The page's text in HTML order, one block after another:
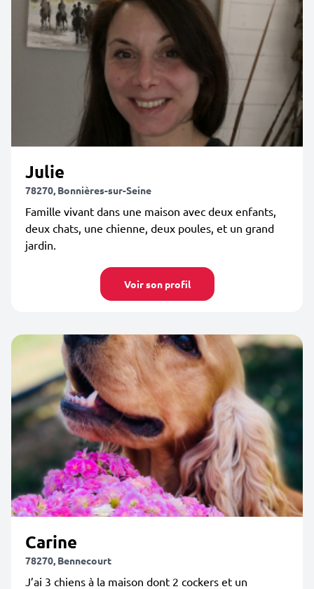
Julie
78270, Bonnières-sur-Seine
Famille vivant dans une maison avec deux enfants,
deux chats, une chienne, deux poules, et un grand
jardin.
Voir son profil
Carine
78270, Bennecourt
J’ai 3 chiens à la maison dont 2 cockers et un